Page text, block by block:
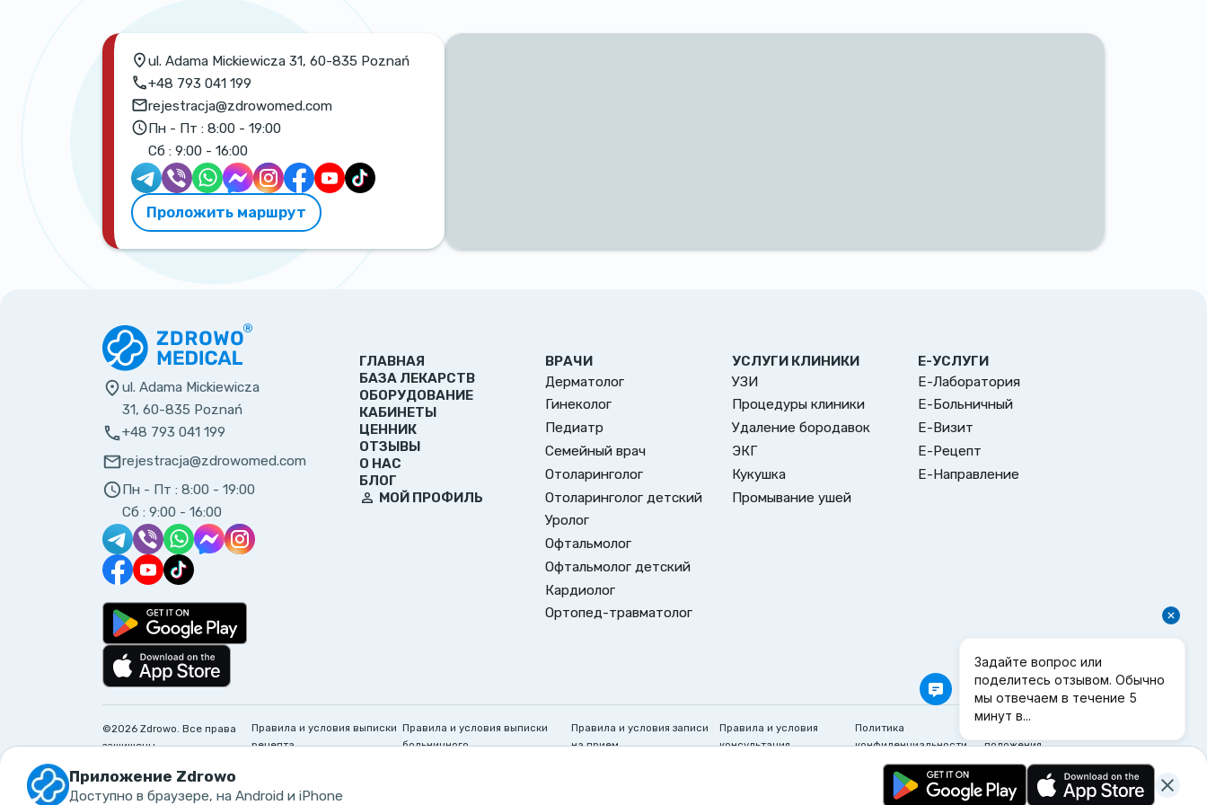
Приложение Zdrowo
Доступно в браузере, на Android и iPhone
ul. Adama Mickiewicza 31, 60-835 Poznań
+48 793 041 199
rejestracja@zdrowomed.com
Пн - Пт :8:00 - 19:00
Сб :9:00 - 16:00
Проложить маршрут
ul. Adama Mickiewicza
31, 60-835 Poznań
+48 793 041 199
rejestracja@zdrowomed.com
Пн - Пт :8:00 - 19:00
Сб :9:00 - 16:00
ГЛАВНАЯ
БАЗА ЛЕКАРСТВ
ОБОРУДОВАНИЕ
КАБИНЕТЫ
ЦЕННИК
ОТЗЫВЫ
О НАС
БЛОГ
МОЙ ПРОФИЛЬ
ВРАЧИ
Дерматолог
Гинеколог
Педиатр
Семейный врач
Отоларинголог
Отоларинголог детский
Уролог
Офтальмолог
Офтальмолог детский
Кардиолог
Ортопед-травматолог
УСЛУГИ КЛИНИКИ
УЗИ
Процедуры клиники
Удаление бородавок
ЭКГ
Кукушка
Промывание ушей
Е-УСЛУГИ
Е-Лаборатория
Е-Больничный
Е-Визит
Е-Рецепт
Е-Направление
©2026 Zdrowo.Все права
защищены
Правила и условия выписки
рецепта
Правила и условия выписки
больничного
Правила и условия записи
на прием
Правила и условия
консультация
Политика
конфиденциальности
положения